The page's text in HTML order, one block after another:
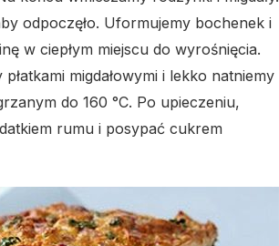
odpoczęło. Uformujemy bochenek i
w ciepłym miejscu do wyrośnięcia.
migdałowymi i lekko natniemy
do 160 °C. Po upieczeniu,
rumu i posypać cukrem